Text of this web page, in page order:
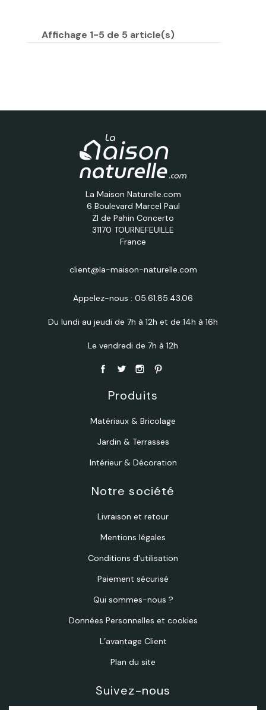
Affichage 1-5 de 5 article(s)
La Maison Naturelle.com
6 Boulevard Marcel Paul
ZI de Pahin Concerto
31170 TOURNEFEUILLE
France
client@la-maison-naturelle.com
Appelez-nous : 05.61.85.43.06
Du lundi au jeudi de 7h à 12h et de 14h à 16h
Le vendredi de 7h à 12h
Produits
Matériaux & Bricolage
Jardin & Terrasses
Intérieur & Décoration
Notre société
Livraison et retour
Mentions légales
Conditions d'utilisation
Paiement sécurisé
Qui sommes-nous ?
Données Personnelles et cookies
L’avantage Client
Plan du site
Suivez-nous